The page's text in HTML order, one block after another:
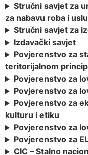
Stručni savjet za
za nabavu roba i
Stručni savjet za
Izdavački savjet
Povjerenstvo za
teritorijalnom
Povjerenstvo za
Povjerenstvo za
Povjerenstvo za
kulturu i etiku
Povjerenstvo za
Povjerenstvo za
CIC – Stalno